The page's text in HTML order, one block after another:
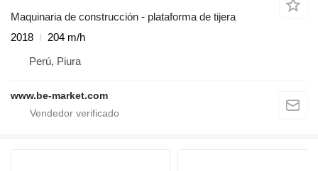
Maquinaria de construcción - plataforma de tijera
2018
204 m/h
Perú, Piura
www.be-market.com